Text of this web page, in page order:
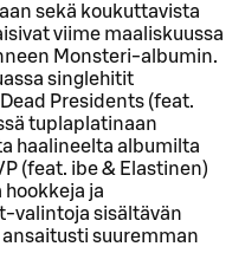
sekä koukuttavista
viime maaliskuussa
Monsteri-albumin.
singlehitit
Presidents (feat.
tuplaplatinaan
haalineelta albumilta
(feat. ibe & Elastinen)
ja
valintoja sisältävän
suuremman